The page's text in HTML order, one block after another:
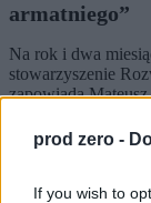
prod zero -
If you wish to
armatniego”
Na rok i dwa
stowarzyszenie
zapowiada
jednak wiele